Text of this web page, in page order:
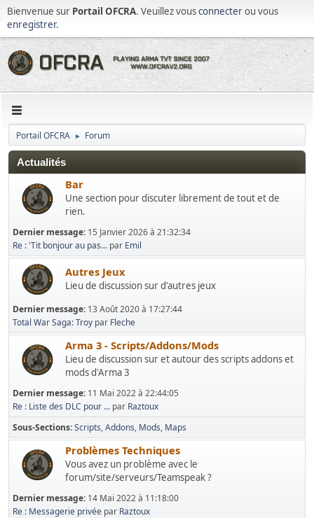
Bienvenue sur Portail OFCRA. Veuillez vousconnecterou vous
enregistrer.
Portail OFCRA ► Forum
Actualités
Bar
Une section pour discuter librement de tout et de
rien.
Dernier message: 15 Janvier 2026 à 21:32:34
Re : 'Tit bonjour au pas... par Emil
Autres Jeux
Lieu de discussion sur d'autres jeux
Dernier message: 13 Août 2020 à 17:27:44
Total War Saga: Troy par Fleche
Arma 3 - Scripts/Addons/Mods
Lieu de discussion sur et autour des scripts addons et
mods d'Arma 3
Dernier message: 11 Mai 2022 à 22:44:05
Re : Liste des DLC pour ... par Raztoux
Sous-Sections Scripts Addons Mods Maps
Problèmes Techniques
Vous avez un problème avec le
forum/site/serveurs/Teamspeak ?
Dernier message: 14 Mai 2022 à 11:18:00
Re : Messagerie privée par Raztoux